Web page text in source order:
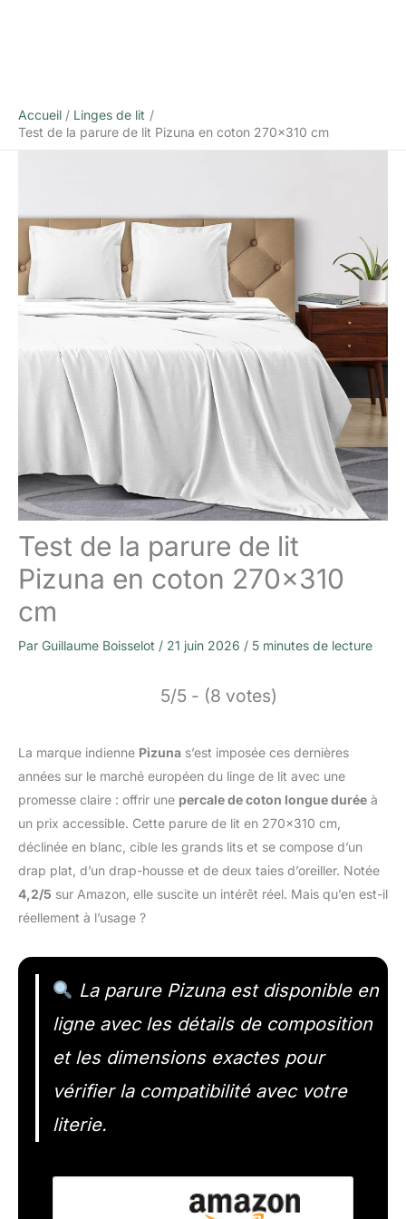
Accueil
Linges de lit
Test de la parure de lit Pizuna en coton 270×310 cm
Test de la parure de lit
Pizuna en coton 270×310
cm
Par Guillaume Boisselot / 21 juin 2026 / 5 minutes de lecture
5/5 - (8 votes)
La marque indienne Pizuna s’est imposée ces dernières
années sur le marché européen du linge de lit avec une
promesse claire : offrir une percale de coton longue durée à
un prix accessible. Cette parure de lit en 270×310 cm,
déclinée en blanc, cible les grands lits et se compose d’un
drap plat, d’un drap-housse et de deux taies d’oreiller. Notée
4,2/5 sur Amazon, elle suscite un intérêt réel. Mais qu’en est-il
réellement à l’usage ?
La parure Pizuna est disponible en
ligne avec les détails de composition
et les dimensions exactes pour
vérifier la compatibilité avec votre
literie.